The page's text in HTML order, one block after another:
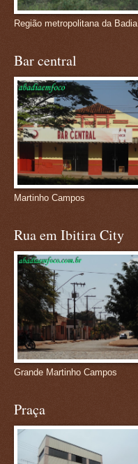
Região metropolitana da Badia
Bar central
Martinho Campos
Rua em Ibitira City
Grande Martinho Campos
Praça